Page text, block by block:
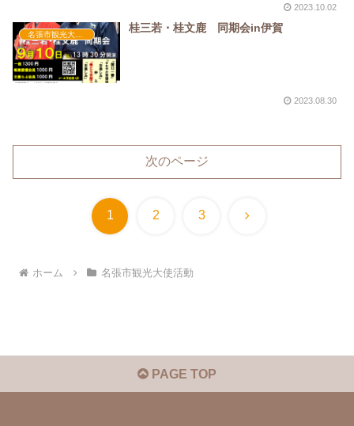
2023.10.02
桂三若・桂文鹿 同期会in伊賀
2023.08.30
次のページ
1 2 3 次
ホーム 名張市観光大使活動
PAGE TOP